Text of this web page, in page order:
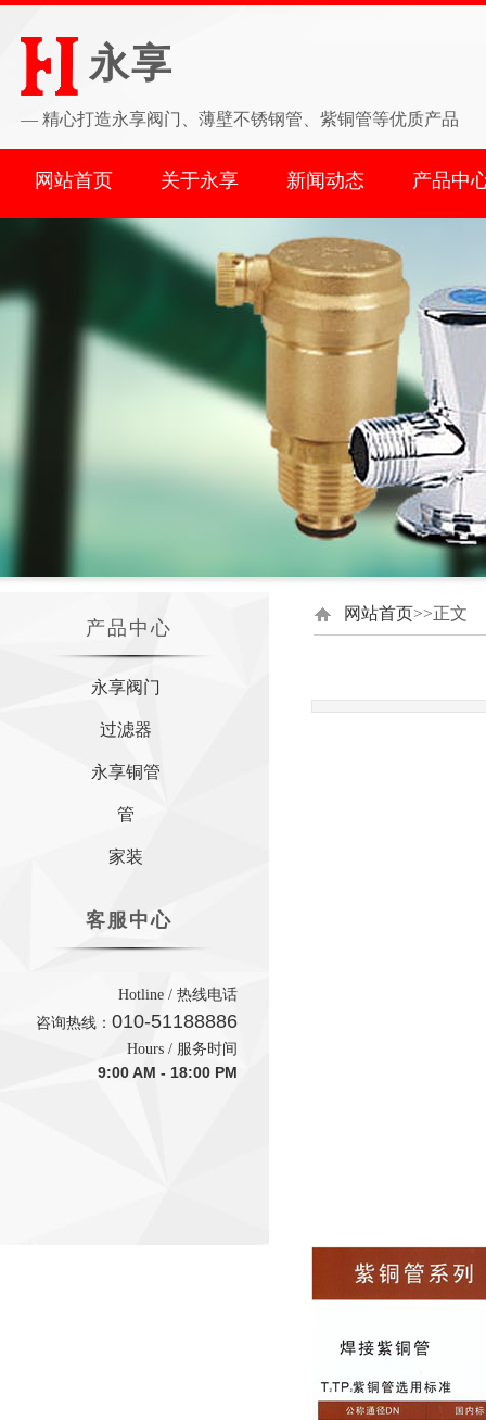
— 精心打造永享阀门、薄壁不锈钢管、紫铜管等优质产品
永享
网站首页 关于永享 新闻动态 产品中
网站首页>>正文
产品中心
永享阀门
过滤器
永享铜管
管
家装
客服中心
Hotline / 热线电话
咨询热线： 010-51188886
Hours / 服务时间
9:00 AM - 18:00 PM